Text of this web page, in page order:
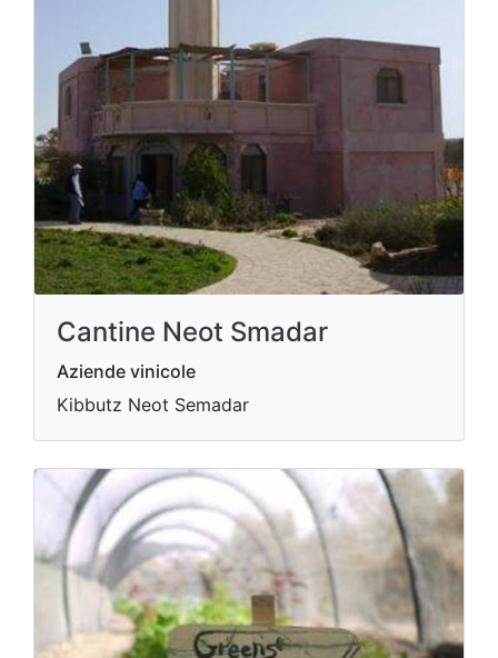
Cantine Neot Smadar
Aziende vinicole
Kibbutz Neot Semadar